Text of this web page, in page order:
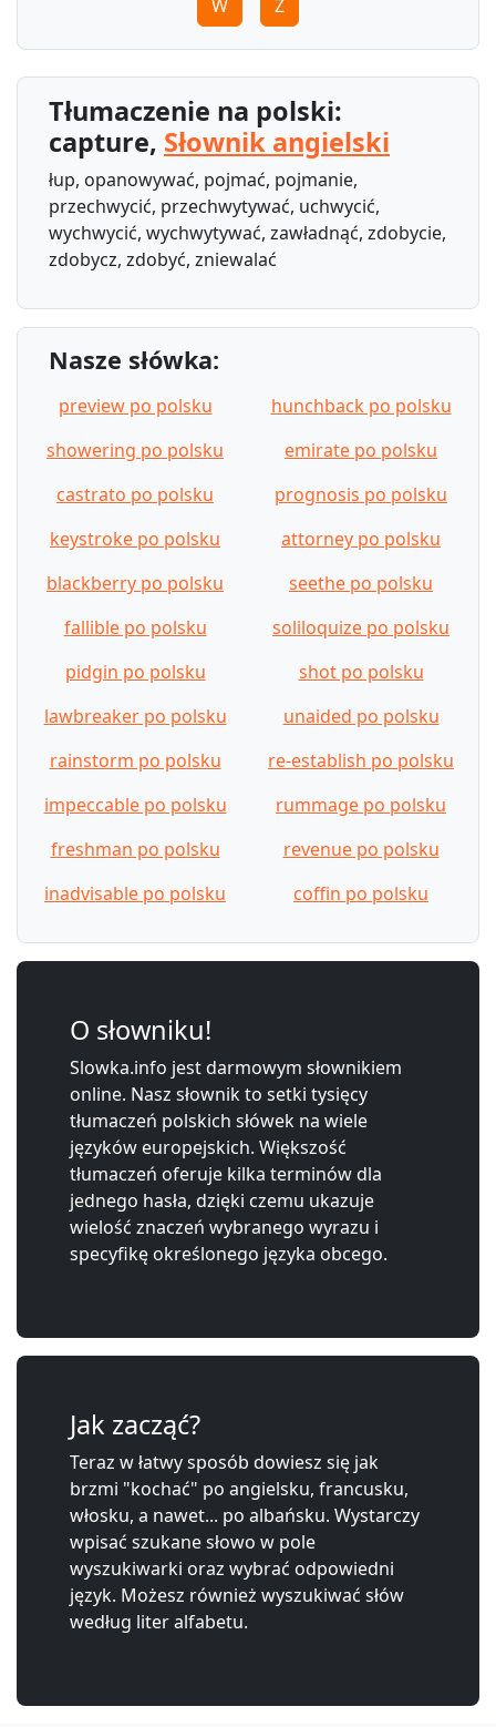
W Z
Tłumaczenie na polski:
capture, Słownik angielski
łup, opanowywać, pojmać, pojmanie,
przechwycić, przechwytywać, uchwycić,
wychwycić, wychwytywać, zawładnąć, zdobycie,
zdobycz, zdobyć, zniewalać
Nasze słówka:
preview po polsku
hunchback po polsku
showering po polsku
emirate po polsku
castrato po polsku
prognosis po polsku
keystroke po polsku
attorney po polsku
blackberry po polsku
seethe po polsku
fallible po polsku
soliloquize po polsku
pidgin po polsku
shot po polsku
lawbreaker po polsku
unaided po polsku
rainstorm po polsku
re-establish po polsku
impeccable po polsku
rummage po polsku
freshman po polsku
revenue po polsku
inadvisable po polsku
coffin po polsku
O słowniku!
Slowka.info jest darmowym słownikiem
online. Nasz słownik to setki tysięcy
tłumaczeń polskich słówek na wiele
języków europejskich. Większość
tłumaczeń oferuje kilka terminów dla
jednego hasła, dzięki czemu ukazuje
wielość znaczeń wybranego wyrazu i
specyfikę określonego języka obcego.
Jak zacząć?
Teraz w łatwy sposób dowiesz się jak
brzmi "kochać" po angielsku, francusku,
włosku, a nawet... po albańsku. Wystarczy
wpisać szukane słowo w pole
wyszukiwarki oraz wybrać odpowiedni
język. Możesz również wyszukiwać słów
według liter alfabetu.